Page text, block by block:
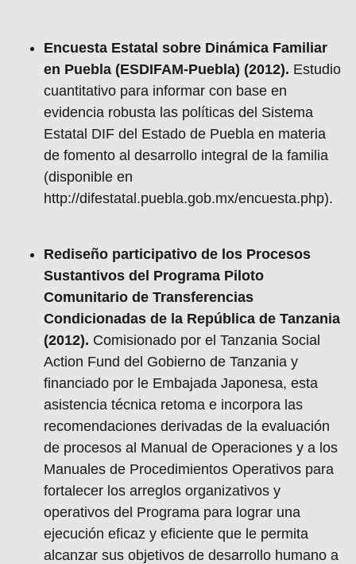
Encuesta Estatal sobre Dinámica Familiar
en Puebla (ESDIFAM-Puebla) (2012). Estudio
cuantitativo para informar con base en
evidencia robusta las políticas del Sistema
Estatal DIF del Estado de Puebla en materia
de fomento al desarrollo integral de la familia
(disponible en
http://difestatal.puebla.gob.mx/encuesta.php).
Rediseño participativo de los Procesos
Sustantivos del Programa Piloto
Comunitario de Transferencias
Condicionadas de la República de Tanzania
(2012). Comisionado por el Tanzania Social
Action Fund del Gobierno de Tanzania y
financiado por le Embajada Japonesa, esta
asistencia técnica retoma e incorpora las
recomendaciones derivadas de la evaluación
de procesos al Manual de Operaciones y a los
Manuales de Procedimientos Operativos para
fortalecer los arreglos organizativos y
operativos del Programa para lograr una
ejecución eficaz y eficiente que le permita
alcanzar sus objetivos de desarrollo humano a